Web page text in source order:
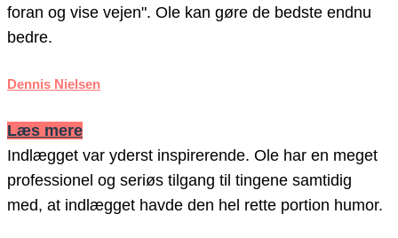
foran og vise vejen". Ole kan gøre de bedste endnu
bedre.
Dennis Nielsen
Læs mere
Indlægget var yderst inspirerende. Ole har en meget
professionel og seriøs tilgang til tingene samtidig
med, at indlægget havde den hel rette portion humor.